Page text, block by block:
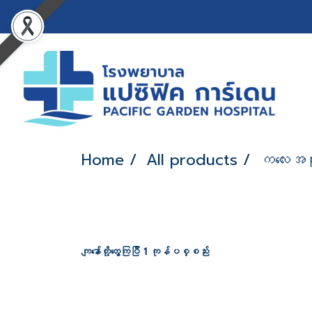
Home All products ကလေး
ကျနော်တို့တွေ့ကြပြီ 1 ကုန်ပစ္စည်း